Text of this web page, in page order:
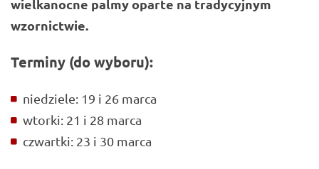
wielkanocne palmy oparte na tradycyjnym
wzornictwie.
Terminy (do wyboru):
niedziele: 19 i 26 marca
wtorki: 21 i 28 marca
czwartki: 23 i 30 marca